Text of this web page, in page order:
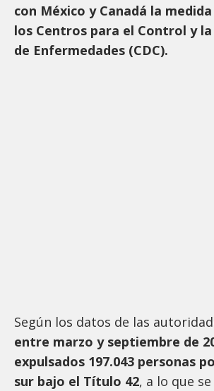
con México y Canadá la
los Centros para el Control y
de Enfermedades (CDC).
Según los datos de las
entre marzo y septiembre de
expulsados 197.043 personas
sur bajo el Título 42, a lo que